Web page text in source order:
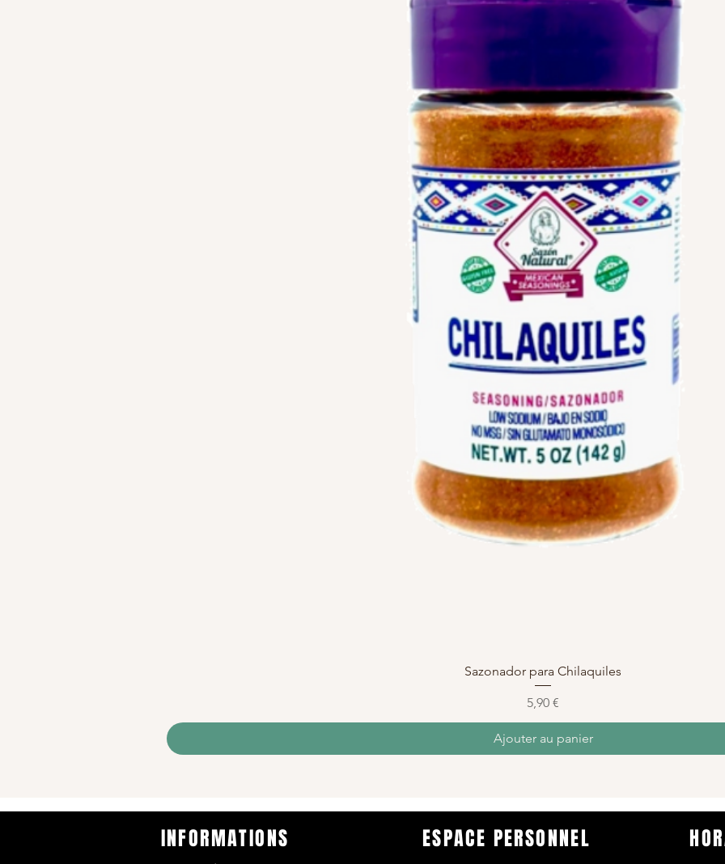
Aperçu rapide
Sazonador para Chilaquiles
Prix
5,90 €
Ajouter au panier
INFORMATIONS ESPACE PERSONNEL